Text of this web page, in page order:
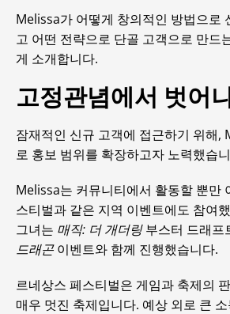
Melissa가 어떻게 창의적인 방법으로
고 어떤 전략으로 단골 고객으로 만드
게 소개합니다.
고정관념에서 벗어
잠재적인 신규 고객에 접근하기 위해,
로 홍보 범위를 확장하고자 노력했습
Melissa는 커뮤니티에서 활동할 뿐만
스티벌과 같은 지역 이벤트에도 참여
그녀는 매직: 더 개더링부스터 드래프
드래곤이벤트와 함께 진행했습니다.
르네상스 페스티벌은 게임과 축제의
매우 멋진 축제입니다. 예상 외로 큰